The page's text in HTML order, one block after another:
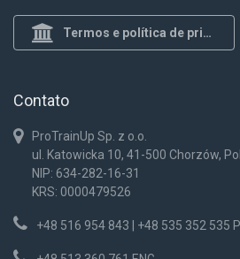
Termos e política de privacidade
Contato
ProTrainUp Sp. z o.o.
ul. Katowicka 10, 41-500 Chorzów,
NIP: 634-282-16-31
KRS: 0000479526
+48 516 954 843 | +48 535 352 535 PL